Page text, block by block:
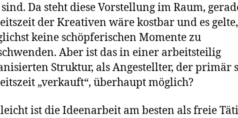
Da steht diese Vorstellung im Raum,
der Kreativen wäre kostbar und es gelte,
keine schöpferischen Momente zu
Aber ist das in einer arbeitsteilig
Struktur, als Angestellter, der primär
„verkauft“, überhaupt möglich?
ist die Ideenarbeit am besten als freie